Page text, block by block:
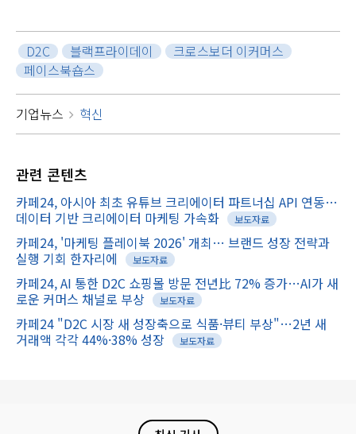
D2C 블랙프라이데이
크로스보더 이커머스
페이스북숍스
기업뉴스 혁신
관련 콘텐츠
카페24, 아시아 최초 유튜브 크리에이터 파트너십 API 연동…
데이터 기반 크리에이터 마케팅 가속화
보도자료
카페24, '마케팅 플레이북 2026' 개최… 브랜드 성장 전략과
실행 기회 한자리에
보도자료
카페24, AI 통한 D2C 쇼핑몰 방문 전년比 72% 증가…AI가 새
로운 커머스 채널로 부상
보도자료
카페24 "D2C 시장 새 성장축으로 식품·뷰티 부상"…2년 새
거래액 각각 44%·38% 성장
보도자료